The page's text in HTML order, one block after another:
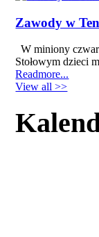
Zawody w
W miniony
Stołowym dzieci
Readmore...
View all >>